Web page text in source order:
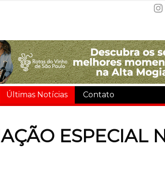
Últimas Notícias Contato
ESPECIAL